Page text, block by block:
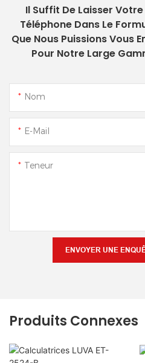
Il Suffit De Laisser
Téléphone Dans Le
Que Nous Puissions Vous
Pour Notre Large
Nom
E-Mail
Teneur
ENVOYER UNE
Produits Connexes